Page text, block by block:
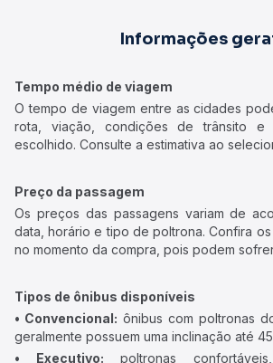
Informações
Tempo médio de viagem
O tempo de viagem entre as cidades
rota, viação, condições de trânsito
escolhido. Consulte a estimativa ao
Preço da passagem
Os preços das passagens variam de
data, horário e tipo de poltrona. Confira
no momento da compra, pois podem
Tipos de ônibus disponíveis
• Convencional: ônibus com poltronas
geralmente possuem uma inclinação até
• Executivo: poltronas confortáveis,